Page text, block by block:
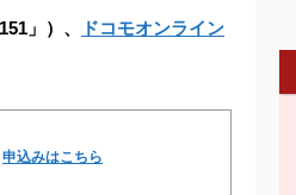
」）、
ドコモオンライン
申込みはこちら